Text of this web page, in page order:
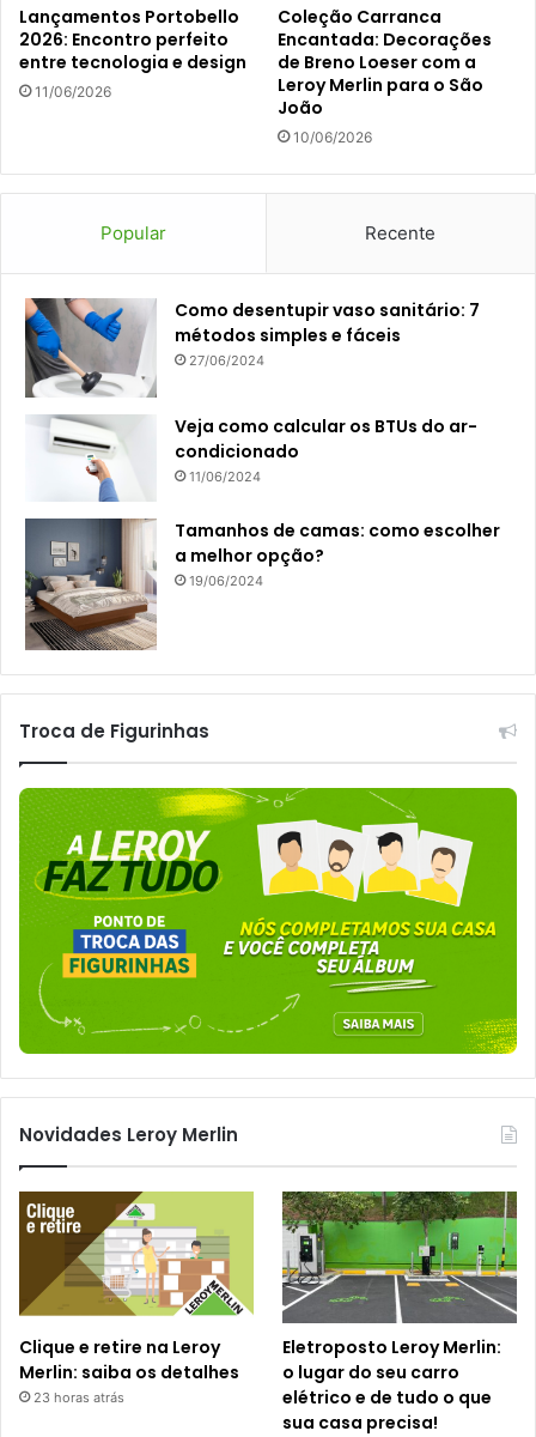
Lançamentos Portobello
2026: Encontro perfeito
entre tecnologia e design
11/06/2026
Coleção Carranca
Encantada: Decorações
de Breno Loeser com a
Leroy Merlin para o São
João
10/06/2026
Popular Recente
Como desentupir vaso sanitário: 7
métodos simples e fáceis
27/06/2024
Veja como calcular os BTUs do ar-
condicionado
11/06/2024
Tamanhos de camas: como escolher
a melhor opção?
19/06/2024
Troca de Figurinhas
Novidades Leroy Merlin
Clique e retire na Leroy
Merlin: saiba os detalhes
23 horas atrás
Eletroposto Leroy Merlin:
o lugar do seu carro
elétrico e de tudo o que
sua casa precisa!